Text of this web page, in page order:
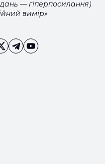
— гіперпосилання)
вимір»